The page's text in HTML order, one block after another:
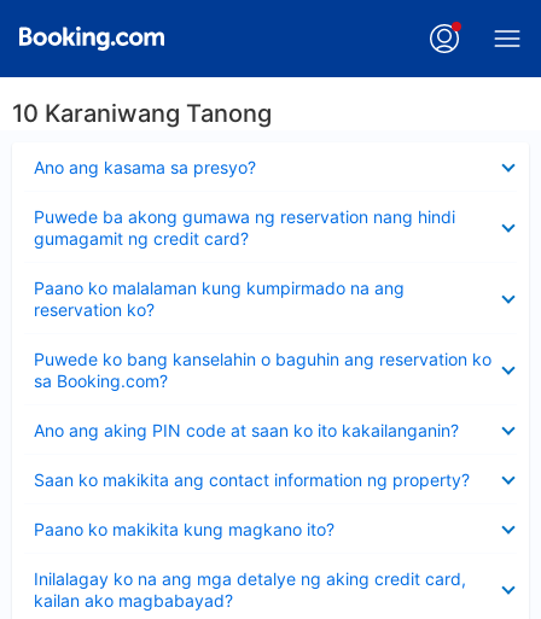
10 Karaniwang Tanong
Ano ang kasama sa presyo?
ang
Puwede ba akong gumawa ng reservation nang hindi
gumagamit ng credit card?
ang
sagot
Paano ko malalaman kung kumpirmado na ang
reservation ko?
ang
sagot
Puwede ko bang kanselahin o baguhin ang reservation ko
sa Booking.com?
ang
sagot
Ano ang aking PIN code at saan ko ito kakailanganin?
ang
Saan ko makikita ang contact information ng property?
ang
Paano ko makikita kung magkano ito?
ang
Inilalagay ko na ang mga detalye ng aking credit card,
kailan ako magbabayad?
ang
sagot